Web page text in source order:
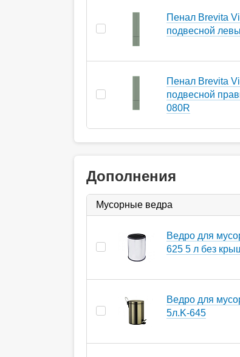
Пенал Brevita
подвесной
Пенал Brevita
подвесной
080R
Дополнения
Мусорные ведра
Ведро для
625 5 л без
Ведро для
5л.K-645